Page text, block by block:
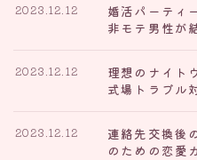
婚活パーティ
非モテ男性が
2023.12.12
理想のナイト
式場トラブル
2023.12.12
連絡先交換後
のための恋愛
2023.12.12